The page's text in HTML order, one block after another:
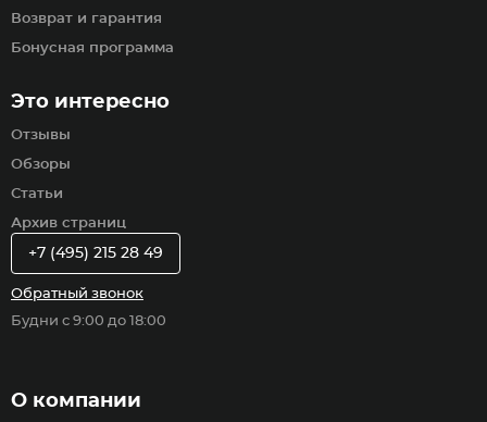
Возврат и гарантия
Бонусная программа
Это интересно
Отзывы
Обзоры
Статьи
Архив страниц
О компании
+7 (495) 215 28 49
Обратный звонок
Будни с 9:00 до 18:00